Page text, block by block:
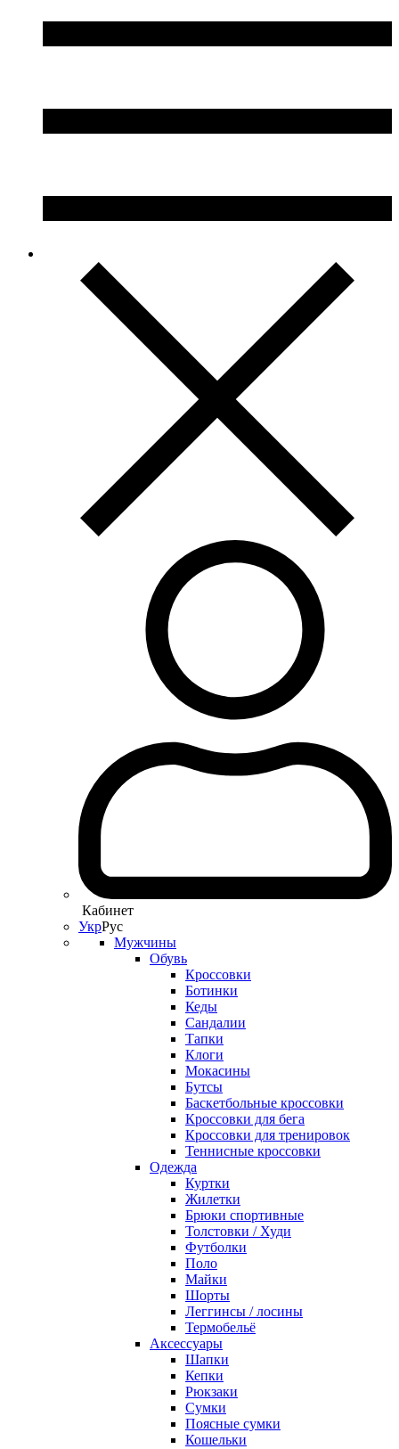
Кабинет
УкрРус
Мужчины
Обувь
Кроссовки
Ботинки
Кеды
Сандалии
Тапки
Клоги
Мокасины
Бутсы
Баскетбольные кроссовки
Кроссовки для бега
Кроссовки для тренировок
Теннисные кроссовки
Одежда
Куртки
Жилетки
Брюки спортивные
Толстовки / Худи
Футболки
Поло
Майки
Шорты
Леггинсы / лосины
Термобельё
Аксессуары
Шапки
Кепки
Рюкзаки
Сумки
Поясные сумки
Кошельки